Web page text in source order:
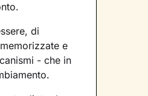
di
e
- che in